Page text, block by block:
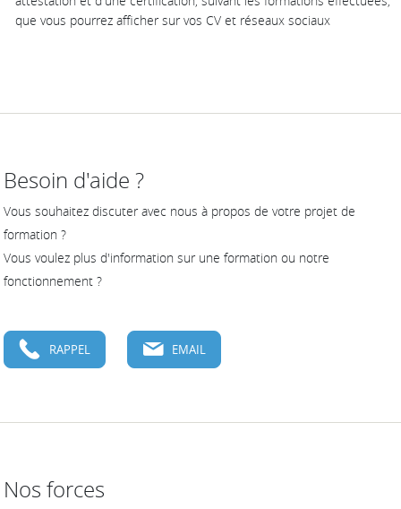
que vous pourrez afficher sur vos CV et réseaux sociaux
Besoin d'aide ?
Vous souhaitez discuter avec nous à propos de votre projet de
formation ?
Vous voulez plus d'information sur une formation ou notre
fonctionnement ?
RAPPEL EMAIL
Nos forces